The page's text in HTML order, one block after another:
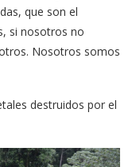
que son el
si nosotros no
Nosotros somos
destruidos por el